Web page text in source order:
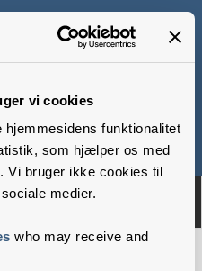
vi cookies
funktionalitet
som hjælper os med
Vi bruger ikke cookies til
medier.
who may receive and